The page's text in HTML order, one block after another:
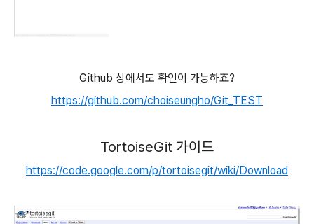
Github 상에서도 확인이 가능하죠?
https://github.com/choiseungho/Git_TEST
TortoiseGit 가이드
https://code.google.com/p/tortoisegit/wiki/Download